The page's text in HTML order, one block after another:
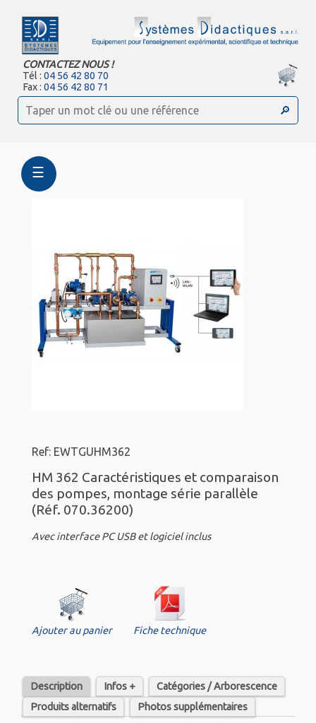
CONTACTEZ NOUS !
Tél :04 56 42 80 70
Fax :04 56 42 80 71
☰
Ref: EWTGUHM362
HM 362 Caractéristiques et comparaison
des pompes, montage série parallèle
(Réf. 070.36200)
Avec interface PC USB et logiciel inclus
Ajouter au panier Fiche technique
Description Infos +
Catégories / Arborescence
Produits alternatifs
Photos supplémentaires